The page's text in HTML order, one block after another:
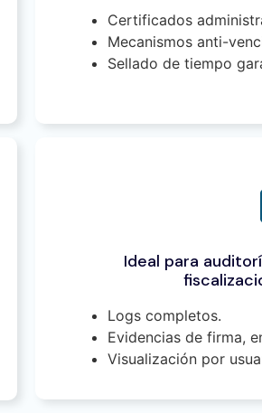
Certificados
Mecanismos anti-
Sellado de tiempo
Ideal para
Logs completos.
Evidencias de firma,
Visualización por